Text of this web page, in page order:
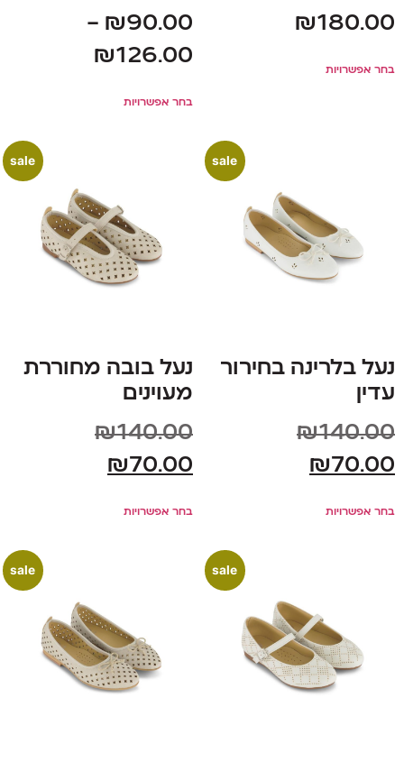
₪180.00
בחר אפשרויות
₪90.00
–
₪126.00
בחר אפשרויות
sale
נעל בלרינה בחירור
עדין
₪140.00
₪ 70.00
בחר אפשרויות
sale
נעל בובה מחוררת
מעוינים
₪140.00
₪ 70.00
בחר אפשרויות
sale
sale